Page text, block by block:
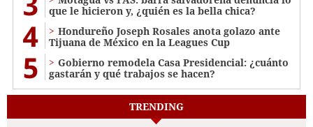
que le hicieron y, ¿quién es la bella chica?
4
Hondureño Joseph Rosales anota golazo ante
Tijuana de México en la Leagues Cup
5
Gobierno remodela Casa Presidencial: ¿cuánto
gastarán y qué trabajos se hacen?
TRENDING